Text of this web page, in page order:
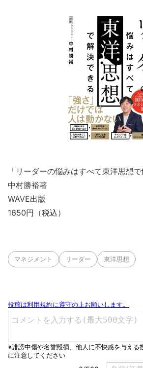
「リーダーの悩みはすべて東洋思想で
中村勝裕著
WAVE出版
1650円（税込）
マネジメント リーダー 東洋思想